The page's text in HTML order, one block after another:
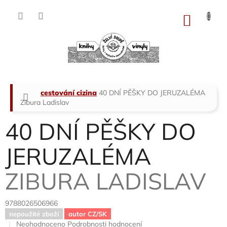
Domů
cestování cizina 40 DNÍ PĚŠKY DO JERUZALÉMA
Zibura Ladislav
40 DNÍ PĚŠKY DO
JERUZALÉMA
ZIBURA LADISLAV
9788026506966
nepoužité zboží autor CZ/SK
Průměrné
Neohodnoceno Podrobnosti hodnocení